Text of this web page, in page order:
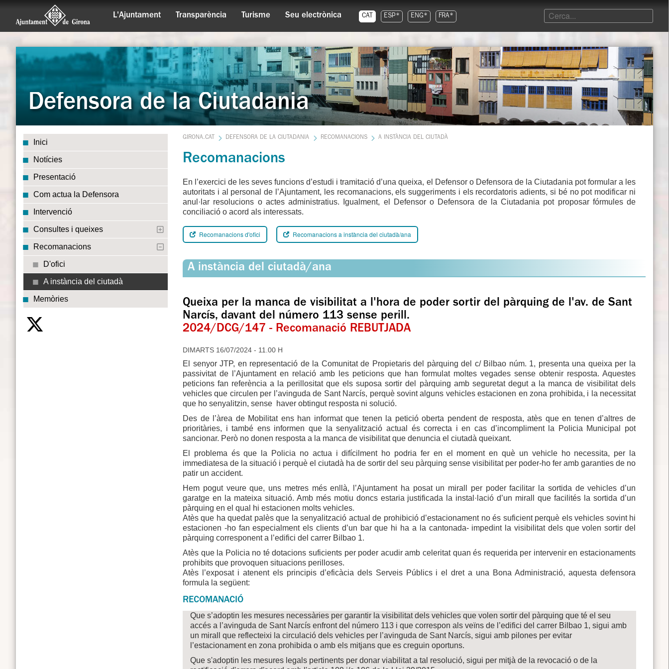
L'Ajuntament Transparència Turisme Seu electrònica CAT ESP* ENG* FRA*
Defensora de la Ciutadania
Inici
Notícies
Presentació
Com actua la Defensora
Intervenció
Consultes i queixes
Recomanacions
D'ofici
A instància del ciutadà
Memòries
GIRONA.CAT DEFENSORA DE LA CIUTADANIA RECOMANACIONS A INSTÀNCIA DEL CIUTADÀ
Recomanacions
En l’exercici de les seves funcions d’estudi i tramitació d’una queixa, el Defensor o Defensora de la Ciutadania pot formular a les
autoritats i al personal de l’Ajuntament, les recomanacions, els suggeriments i els recordatoris adients, si bé no pot modificar ni
anul·lar resolucions o actes administratius. Igualment, el Defensor o Defensora de la Ciutadania pot proposar fórmules de
conciliació o acord als interessats.
Recomanacions d'ofici Recomanacions a instància del ciutadà/ana
A instància del ciutadà/ana
Queixa per la manca de visibilitat a l'hora de poder sortir del pàrquing de l'av. de Sant
Narcís, davant del número 113 sense perill.
2024/DCG/147 - Recomanació REBUTJADA
DIMARTS 16/07/2024 - 11.00 H
El senyor JTP, en representació de la Comunitat de Propietaris del pàrquing del c/ Bilbao núm. 1, presenta una queixa per la
passivitat de l’Ajuntament en relació amb les peticions que han formulat moltes vegades sense obtenir resposta. Aquestes
peticions fan referència a la perillositat que els suposa sortir del pàrquing amb seguretat degut a la manca de visibilitat dels
vehicles que circulen per l’avinguda de Sant Narcís, perquè sovint alguns vehicles estacionen en zona prohibida, i la necessitat
que ho senyalitzin, sense haver obtingut resposta ni solució.
Des de l’àrea de Mobilitat ens han informat que tenen la petició oberta pendent de resposta, atès que en tenen d’altres de
prioritàries, i també ens informen que la senyalització actual és correcta i en cas d’incompliment la Policia Municipal pot
sancionar. Però no donen resposta a la manca de visibilitat que denuncia el ciutadà queixant.
El problema és que la Policia no actua i difícilment ho podria fer en el moment en què un vehicle ho necessita, per la
immediatesa de la situació i perquè el ciutadà ha de sortir del seu pàrquing sense visibilitat per poder-ho fer amb garanties de no
patir un accident.
Hem pogut veure que, uns metres més enllà, l’Ajuntament ha posat un mirall per poder facilitar la sortida de vehicles d’un
garatge en la mateixa situació. Amb més motiu doncs estaria justificada la instal·lació d’un mirall que facilités la sortida d’un
pàrquing en el qual hi estacionen molts vehicles.
Atès que ha quedat palès que la senyalització actual de prohibició d’estacionament no és suficient perquè els vehicles sovint hi
estacionen -ho fan especialment els clients d’un bar que hi ha a la cantonada- impedint la visibilitat dels que volen sortir del
pàrquing corresponent a l’edifici del carrer Bilbao 1.
Atès que la Policia no té dotacions suficients per poder acudir amb celeritat quan és requerida per intervenir en estacionaments
prohibits que provoquen situacions perilloses.
Atès l’exposat i atenent els principis d’eficàcia dels Serveis Públics i el dret a una Bona Administració, aquesta defensora
formula la següent:
RECOMANACIÓ
Que s’adoptin les mesures necessàries per garantir la visibilitat dels vehicles que volen sortir del pàrquing que té el seu
accés a l’avinguda de Sant Narcís enfront del número 113 i que correspon als veïns de l’edifici del carrer Bilbao 1, sigui amb
un mirall que reflecteixi la circulació dels vehicles per l’avinguda de Sant Narcís, sigui amb pilones per evitar
l’estacionament en zona prohibida o amb els mitjans que es creguin oportuns.
Que s'adoptin les mesures legals pertinents per donar viabilitat a tal resolució, sigui per mitjà de la revocació o de la